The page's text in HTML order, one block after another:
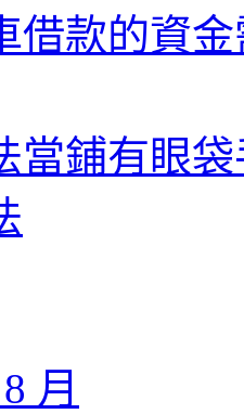
借款的資
當鋪有眼
月